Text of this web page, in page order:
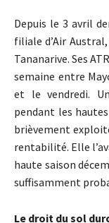
Depuis le 3 avril
filiale d’Air
Tananarive. Ses
semaine entre
et le vendredi.
pendant les
brièvement
rentabilité. Elle
haute saison
suffisamment
Le droit du sol